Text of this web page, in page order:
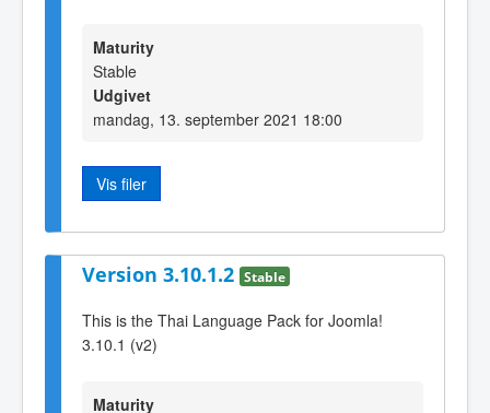
Maturity
Stable
Udgivet
mandag, 13. september 2021 18:00
Vis filer
Version 3.10.1.2 Stable
This is the Thai Language Pack for Joomla!
3.10.1 (v2)
Maturity